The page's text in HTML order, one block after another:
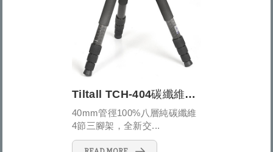
Tiltall TCH-404碳纖維穩定型三腳架
40mm管徑100%八層純碳纖維
4節三腳架，全新交...